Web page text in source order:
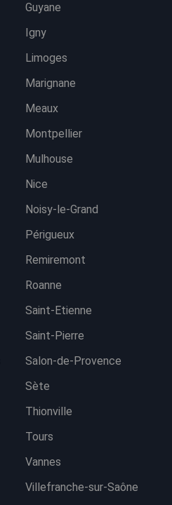
Guyane
Igny
Limoges
Marignane
Meaux
Montpellier
Mulhouse
Nice
Noisy-le-Grand
Périgueux
Remiremont
Roanne
Saint-Etienne
Saint-Pierre
Salon-de-Provence
Sète
Thionville
Tours
Vannes
Villefranche-sur-Saône